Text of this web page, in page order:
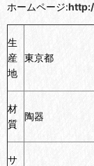
ホームページ:
生
産
地
東京都
材
質
陶器
サ